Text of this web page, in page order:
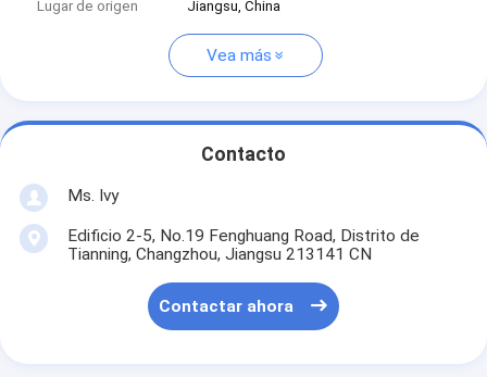
Lugar de origen
Jiangsu, China
Vea más
Contacto
Ms. Ivy
Edificio 2-5, No.19 Fenghuang Road, Distrito de
Tianning, Changzhou, Jiangsu 213141 CN
Contactar ahora